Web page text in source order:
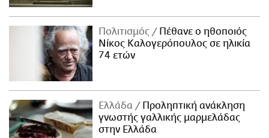
Πολιτισμός
Πέθανε ο ηθοποιός
Νίκος Καλογερόπουλος σε ηλικία
74 ετών
Ελλάδα
Προληπτική ανάκληση
γνωστής γαλλικής μαρμελάδας
στην Ελλάδα